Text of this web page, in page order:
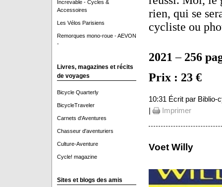
Increvable - Cycles &
Accessoires
Les Vélos Parisiens
Remorques mono-roue - AEVON
-
Livres, magazines et récits
de voyages
Bicycle Quarterly
BicycleTraveler
Carnets d'Aventures
Chasseur d'aventuriers
Culture-Aventure
Cycle! magazine
Sites et blogs des amis
rien, qui se
cycliste ou
2021 – 256
Prix : 23 €
10:31 Écrit par Biblio-
|
Imprimer
Voet Willy